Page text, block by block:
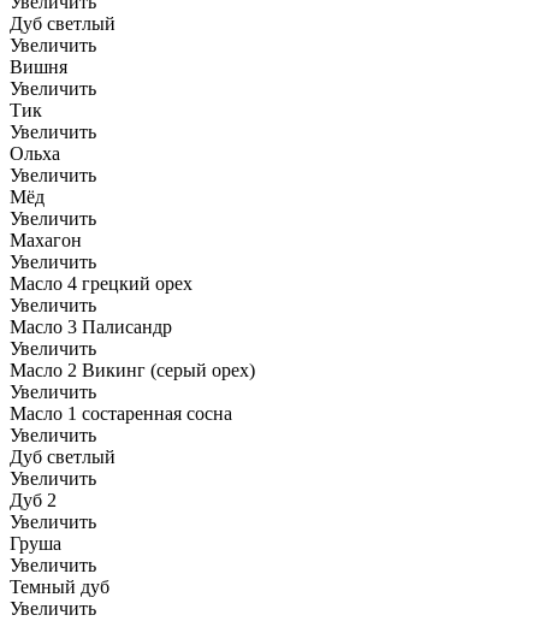
Дуб светлый
Увеличить
Вишня
Увеличить
Тик
Увеличить
Ольха
Увеличить
Мёд
Увеличить
Махагон
Увеличить
Масло 4 грецкий орех
Увеличить
Масло 3 Палисандр
Увеличить
Масло 2 Викинг (серый орех)
Увеличить
Масло 1 состаренная сосна
Увеличить
Дуб светлый
Увеличить
Дуб 2
Увеличить
Груша
Увеличить
Темный дуб
Увеличить